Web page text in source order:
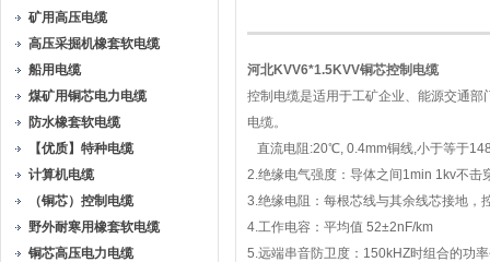
矿用高压电缆
高压采掘机橡套软电缆
船用电缆
煤矿用铜芯电力电缆
防水橡套软电缆
【优质】特种电缆
计算机电缆
（铜芯）控制电缆
野外耐寒用橡套软电缆
铜芯高压电力电缆
河北KVV6*1.5KVV铜芯控制电缆
控制电缆是适用于工矿企业、能源交通
电缆。
直流电阻:20℃, 0.4mm铜线,小于等于
2.绝缘电气强度：导体之间1min 1kv不击
3.绝缘电阻：每根芯线与其余线芯接地
4.工作电容：平均值 52±2nF/km
5.远端串音防卫度：150kHZ时组合的功